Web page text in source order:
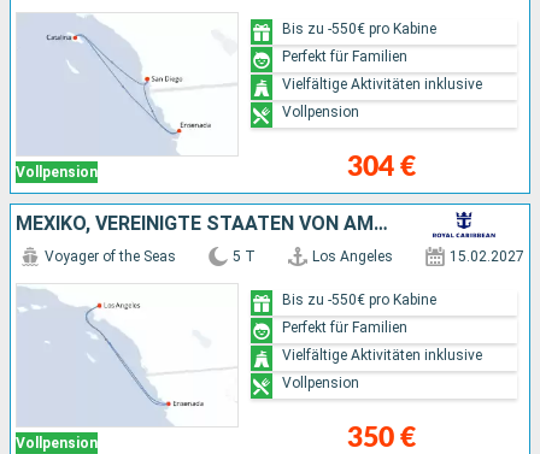
Vollpension 304 €
Bis zu -550€ pro Kabine
Perfekt für Familien
Vielfältige Aktivitäten inklusive
Vollpension
MEXIKO, VEREINIGTE STAATEN VON AMERIKA
Vollpension
Voyager of the Seas 5 T Los Angeles 15.02.2027
350 €
Bis zu -550€ pro Kabine
Perfekt für Familien
Vielfältige Aktivitäten inklusive
Vollpension